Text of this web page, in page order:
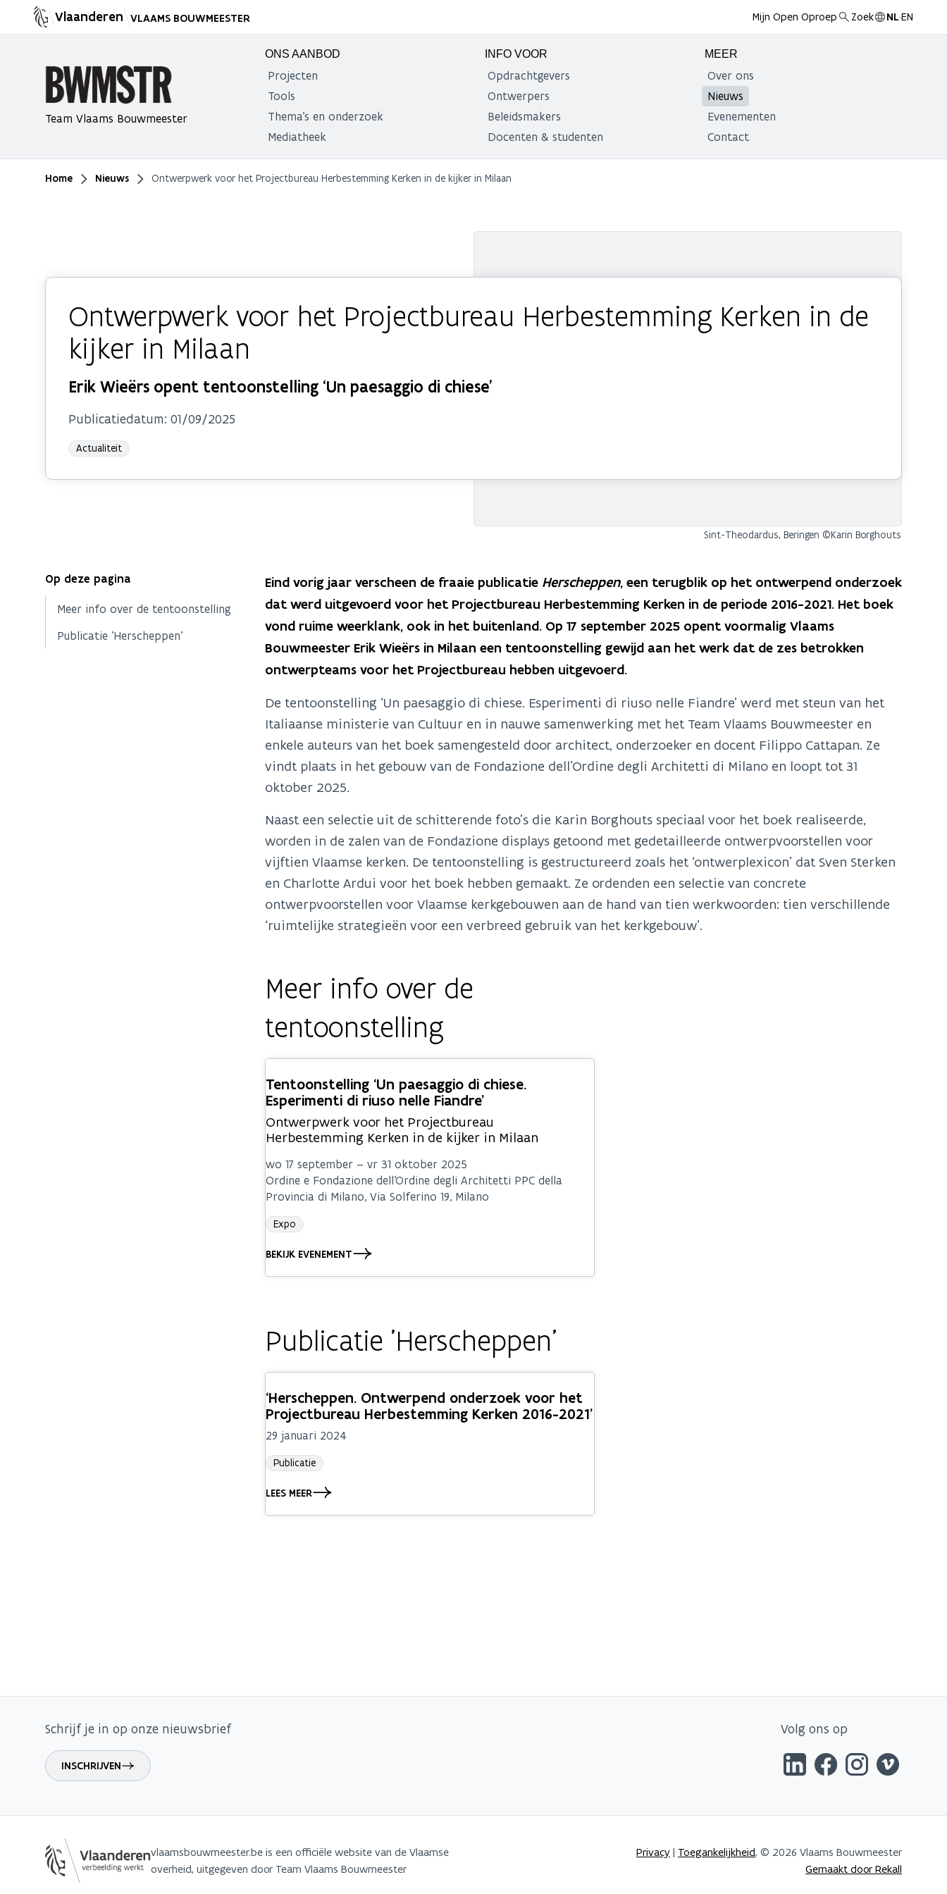
Vlaanderen VLAAMS BOUWMEESTER Mijn Open Oproep Zoek NL·EN
Team Vlaams Bouwmeester
ONS AANBOD
Projecten
Tools
Thema's en onderzoek
Mediatheek
INFO VOOR
Opdrachtgevers
Ontwerpers
Beleidsmakers
Docenten & studenten
MEER
Over ons
Nieuws
Evenementen
Contact
Je bent hier
Home Nieuws Ontwerpwerk voor het Projectbureau Herbestemming Kerken in de kijker in Milaan
Ontwerpwerk voor het Projectbureau Herbestemming Kerken in de
kijker in Milaan
Erik Wieërs opent tentoonstelling ‘Un paesaggio di chiese’
Publicatiedatum: 01/09/2025
Actualiteit
Sint-Theodardus, Beringen ©Karin Borghouts
Op deze pagina
Meer info over de tentoonstelling
Publicatie 'Herscheppen'
Eind vorig jaar verscheen de fraaie publicatie Herscheppen, een terugblik op het ontwerpend onderzoek
dat werd uitgevoerd voor het Projectbureau Herbestemming Kerken in de periode 2016-2021. Het boek
vond ruime weerklank, ook in het buitenland. Op 17 september 2025 opent voormalig Vlaams
Bouwmeester Erik Wieërs in Milaan een tentoonstelling gewijd aan het werk dat de zes betrokken
ontwerpteams voor het Projectbureau hebben uitgevoerd.
De tentoonstelling ‘Un paesaggio di chiese. Esperimenti di riuso nelle Fiandre’ werd met steun van het
Italiaanse ministerie van Cultuur en in nauwe samenwerking met het Team Vlaams Bouwmeester en
enkele auteurs van het boek samengesteld door architect, onderzoeker en docent Filippo Cattapan. Ze
vindt plaats in het gebouw van de Fondazione dell’Ordine degli Architetti di Milano en loopt tot 31
oktober 2025.
Naast een selectie uit de schitterende foto’s die Karin Borghouts speciaal voor het boek realiseerde,
worden in de zalen van de Fondazione displays getoond met gedetailleerde ontwerpvoorstellen voor
vijftien Vlaamse kerken. De tentoonstelling is gestructureerd zoals het ‘ontwerplexicon’ dat Sven Sterken
en Charlotte Ardui voor het boek hebben gemaakt. Ze ordenden een selectie van concrete
ontwerpvoorstellen voor Vlaamse kerkgebouwen aan de hand van tien werkwoorden: tien verschillende
‘ruimtelijke strategieën voor een verbreed gebruik van het kerkgebouw’.
Meer info over de
tentoonstelling
Tentoonstelling ‘Un paesaggio di chiese.
Esperimenti di riuso nelle Fiandre’
Ontwerpwerk voor het Projectbureau
Herbestemming Kerken in de kijker in Milaan
wo 17 september – vr 31 oktober 2025
Ordine e Fondazione dell’Ordine degli Architetti PPC della
Provincia di Milano, Via Solferino 19, Milano
Expo
BEKIJK EVENEMENT
Publicatie 'Herscheppen'
‘Herscheppen. Ontwerpend onderzoek voor het
Projectbureau Herbestemming Kerken 2016-2021’
29 januari 2024
Publicatie
LEES MEER
Schrijf je in op onze nieuwsbrief
INSCHRIJVEN
Volg ons op
vlaamsbouwmeester.be is een officiële website van de Vlaamse
overheid, uitgegeven door Team Vlaams Bouwmeester
Privacy | Toegankelijkheid, © 2026 Vlaams Bouwmeester
Gemaakt door Rekall